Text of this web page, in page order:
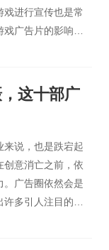
戏进行宣传也是常
广告片的影响力
情。然而，同国内
，游戏广告片也
效应”的死循环中，
的创意因素。今天
告小编为大家解析
片的创意。
这十部广
来说，也是跌宕起
创意消亡之前，依
。广告圈依然会是
多引人注目的创